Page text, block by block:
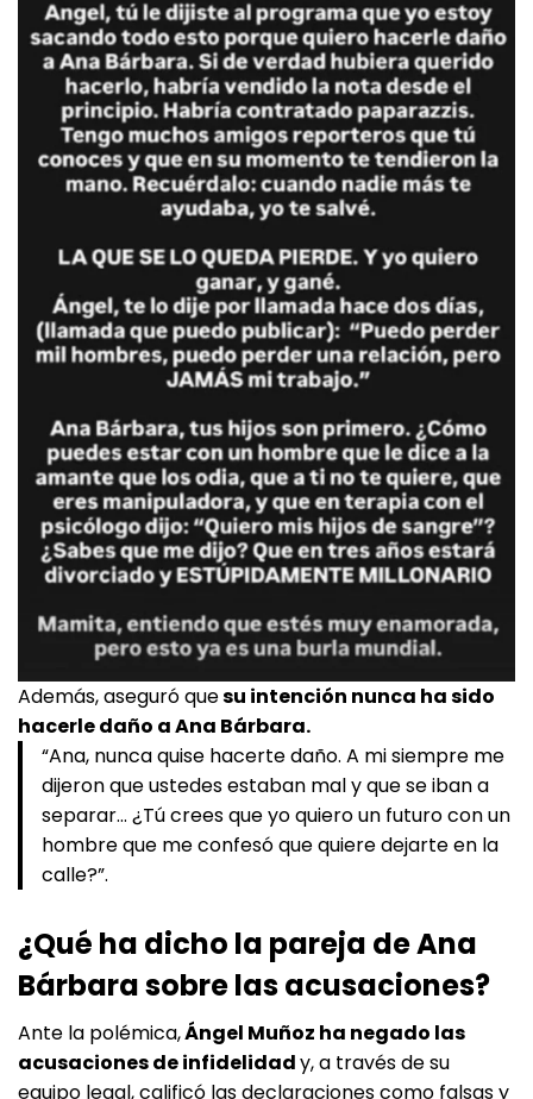
Además, aseguró quesu intención nunca ha sido
hacerle daño a Ana Bárbara.
“Ana, nunca quise hacerte daño. A mi siempre me
dijeron que ustedes estaban mal y que se iban a
separar… ¿Tú crees que yo quiero un futuro con un
hombre que me confesó que quiere dejarte en la
calle?”.
¿Qué ha dicho la pareja de Ana
Bárbara sobre las acusaciones?
Ante la polémica,Ángel Muñoz ha negado las
acusaciones de infidelidady, a través de su
equipo legal, calificó las declaraciones como falsas y